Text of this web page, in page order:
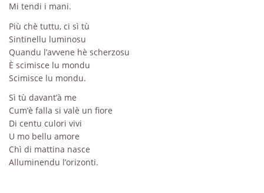
Mi tendi i mani.
Più chè tuttu, ci sì tù
Sintinellu luminosu
Quandu l’avvene hè scherzosu
È scimisce lu mondu
Scimisce lu mondu.
Sì tù davant’à me
Cum’è falla si valè un fiore
Di centu culori vivi
U mo bellu amore
Chì di mattina nasce
Alluminendu l’orizonti.